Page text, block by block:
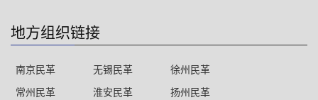
地方组织链接
南京民革 无锡民革
徐州民革
常州民革
淮安民革
扬州民革